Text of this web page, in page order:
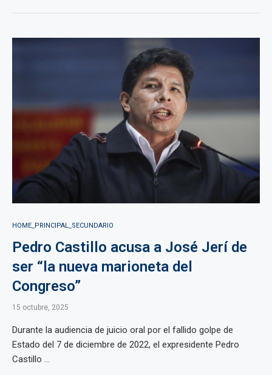
HOME_PRINCIPAL_SECUNDARIO
Pedro Castillo acusa a José Jerí de
ser “la nueva marioneta del
Congreso”
15 octubre, 2025
Durante la audiencia de juicio oral por el fallido golpe de
Estado del 7 de diciembre de 2022, el expresidente Pedro
Castillo ...